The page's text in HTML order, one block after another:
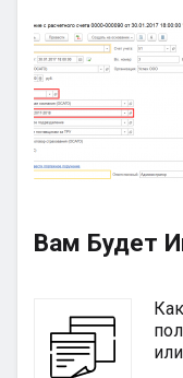
Вам Будет